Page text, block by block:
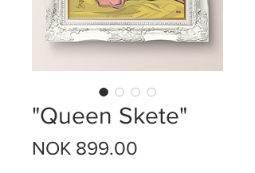
"Queen Skete"
NOK 899.00